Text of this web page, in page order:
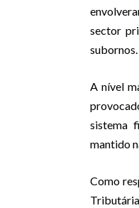
sector
subornos.
A nível
sistema
mantido
Como